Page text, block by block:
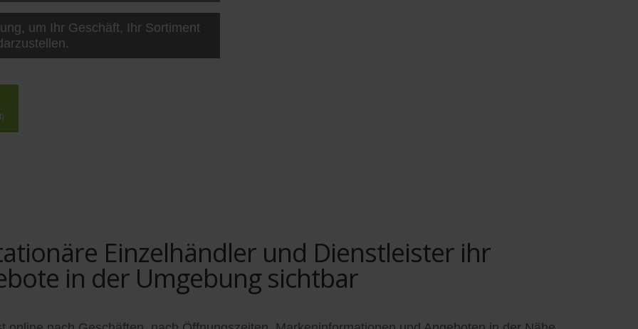
um Ihr Geschäft, Ihr Sortiment
Einzelhändler und Dienstleister ihr
in der Umgebung sichtbar